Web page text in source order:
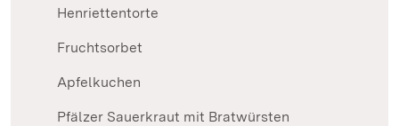
Henriettentorte
Fruchtsorbet
Apfelkuchen
Pfälzer Sauerkraut mit Bratwürsten